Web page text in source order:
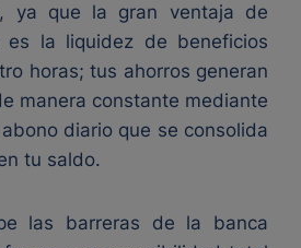
ya que la gran ventaja de
es la liquidez de beneficios
horas; tus ahorros generan
manera constante mediante
diario que se consolida
tu saldo.
las barreras de la banca